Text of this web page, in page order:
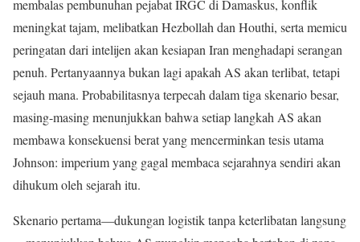
membalas pembunuhan pejabat IRGC di Damaskus, konflik
meningkat tajam, melibatkan Hezbollah dan Houthi, serta memicu
peringatan dari intelijen akan kesiapan Iran menghadapi serangan
penuh. Pertanyaannya bukan lagi apakah AS akan terlibat, tetapi
sejauh mana. Probabilitasnya terpecah dalam tiga skenario besar,
masing-masing menunjukkan bahwa setiap langkah AS akan
membawa konsekuensi berat yang mencerminkan tesis utama
Johnson: imperium yang gagal membaca sejarahnya sendiri akan
dihukum oleh sejarah itu.
Skenario pertama—dukungan logistik tanpa keterlibatan langsung